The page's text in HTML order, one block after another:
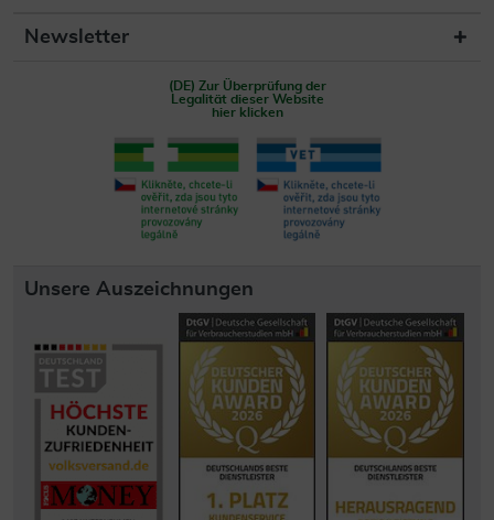
Newsletter
(DE) Zur Überprüfung der
Legalität dieser Website
hier klicken
Unsere Auszeichnungen